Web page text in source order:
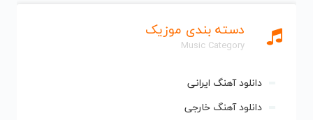
دسته بندی موزیک
Music Category
دانلود آهنگ ایرانی
دانلود آهنگ خارجی